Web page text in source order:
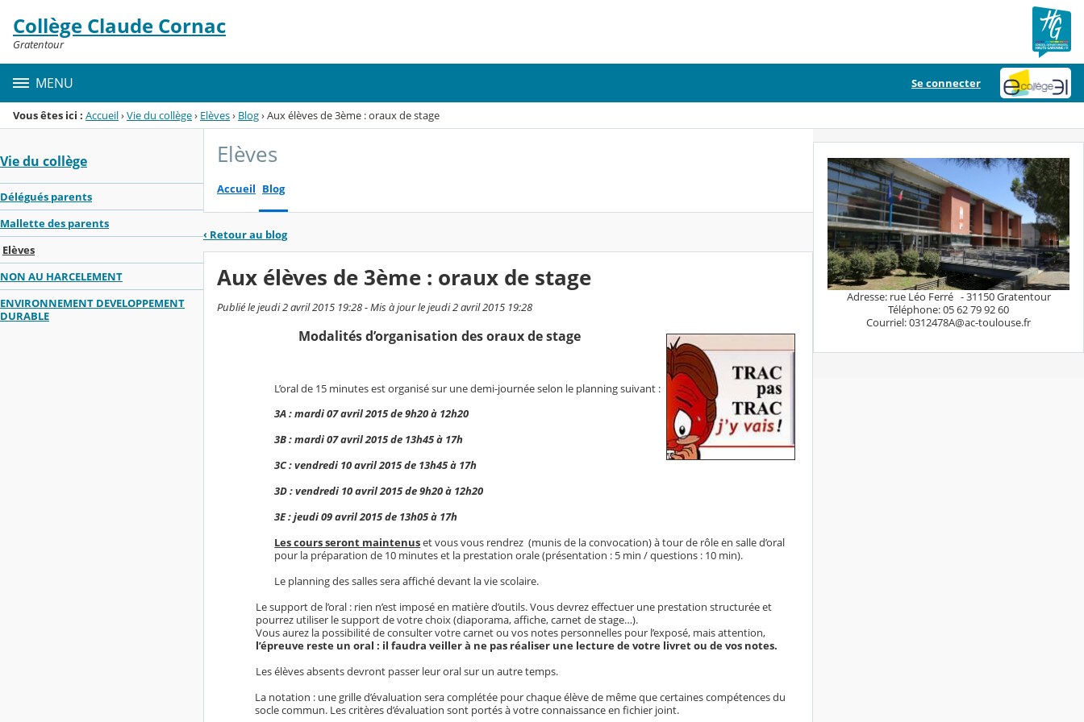
Menu de la rubrique
Contenu
Collège Claude Cornac
Gratentour
MENU Se connecter
Vous êtes ici : Accueil›Vie du collège› Elèves› Blog›Aux élèves de 3ème : oraux de stage
Vie du collège
Délégués parents
Mallette des parents
Elèves
NON AU HARCELEMENT
ENVIRONNEMENT DEVELOPPEMENT
DURABLE
Elèves
Accueil Blog
‹ Retour au blog
Aux élèves de 3ème : oraux de stage
Publié le jeudi 2 avril 2015 19:28 - Mis à jour le jeudi 2 avril 2015 19:28
Modalités d’organisation des oraux de stage
L’oral de 15 minutes est organisé sur une demi-journée selon le planning suivant :
3A : mardi 07 avril 2015 de 9h20 à 12h20
3B : mardi 07 avril 2015 de 13h45 à 17h
3C : vendredi 10 avril 2015 de 13h45 à 17h
3D : vendredi 10 avril 2015 de 9h20 à 12h20
3E : jeudi 09 avril 2015 de 13h05 à 17h
Les cours seront maintenuset vous vous rendrez (munis de la convocation) à tour de rôle en salle d’oral
pour la préparation de 10 minutes et la prestation orale (présentation : 5 min / questions : 10 min).
Le planning des salles sera affiché devant la vie scolaire.
Le support de l’oral : rien n’est imposé en matière d’outils. Vous devrez effectuer une prestation structurée et
pourrez utiliser le support de votre choix (diaporama, affiche, carnet de stage…).
Vous aurez la possibilité de consulter votre carnet ou vos notes personnelles pour l’exposé, mais attention,
l’épreuve reste un oral : il faudra veiller à ne pas réaliser une lecture de votre livret ou de vos notes.
Les élèves absents devront passer leur oral sur un autre temps.
La notation : une grille d’évaluation sera complétée pour chaque élève de même que certaines compétences du
socle commun. Les critères d’évaluation sont portés à votre connaissance en fichier joint.
Adresse: rue Léo Ferré - 31150 Gratentour
Téléphone: 05 62 79 92 60
Courriel: 0312478A@ac-toulouse.fr